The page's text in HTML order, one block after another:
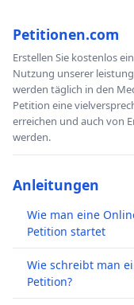
Petitionen.com
Erstellen Sie kostenlos
Nutzung unserer
werden täglich in den
Petition eine
erreichen und auch von
werden.
Anleitungen
Wie man eine
Petition startet
Wie schreibt man
Petition?